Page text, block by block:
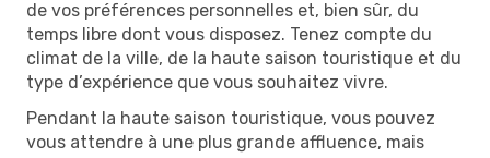
de vos préférences personnelles et, bien sûr, du
temps libre dont vous disposez. Tenez compte du
climat de la ville, de la haute saison touristique et du
type d’expérience que vous souhaitez vivre.
Pendant la haute saison touristique, vous pouvez
vous attendre à une plus grande affluence, mais